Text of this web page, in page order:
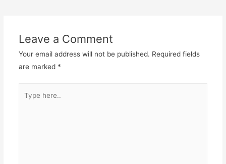
Leave a Comment
Your email address will not be published. Required fields
are marked *
here..